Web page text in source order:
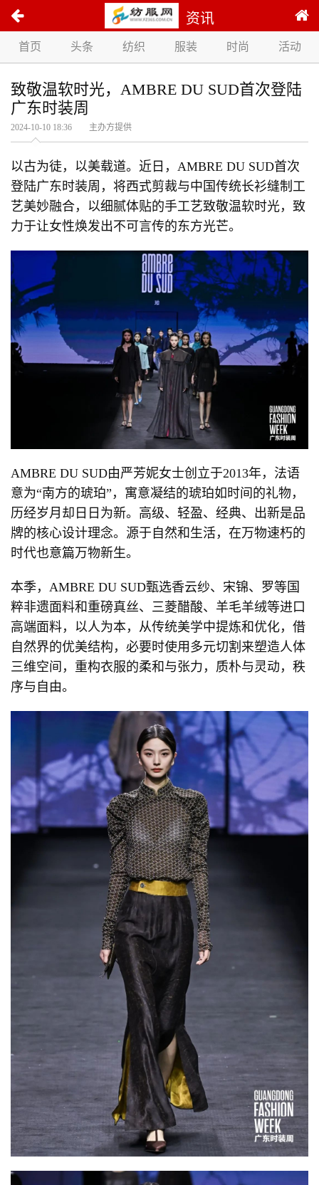
资讯
首页 头条 纺织 服装 时尚 活动
致敬温软时光，AMBRE DU SUD首次登陆
广东时装周
2024-10-10 18:36 主办方提供
以古为徒，以美载道。近日，AMBRE DU SUD首次
登陆广东时装周，将西式剪裁与中国传统长衫缝制工
艺美妙融合，以细腻体贴的手工艺致敬温软时光，致
力于让女性焕发出不可言传的东方光芒。
AMBRE DU SUD由严芳妮女士创立于2013年，法语
意为“南方的琥珀”，寓意凝结的琥珀如时间的礼物，
历经岁月却日日为新。高级、轻盈、经典、出新是品
牌的核心设计理念。源于自然和生活，在万物速朽的
时代也意篇万物新生。
本季，AMBRE DU SUD甄选香云纱、宋锦、罗等国
粹非遗面料和重磅真丝、三菱醋酸、羊毛羊绒等进口
高端面料，以人为本，从传统美学中提炼和优化，借
自然界的优美结构，必要时使用多元切割来塑造人体
三维空间，重构衣服的柔和与张力，质朴与灵动，秩
序与自由。